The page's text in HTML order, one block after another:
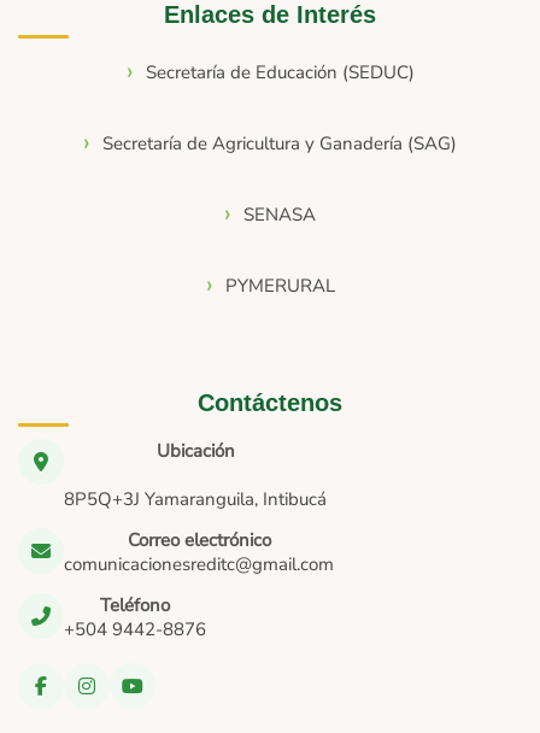
Enlaces de Interés
Secretaría de Educación (SEDUC)
Secretaría de Agricultura y Ganadería (SAG)
SENASA
PYMERURAL
Contáctenos
Ubicación
8P5Q+3J Yamaranguila, Intibucá
Correo electrónico
comunicacionesreditc@gmail.com
Teléfono
+504 9442-8876